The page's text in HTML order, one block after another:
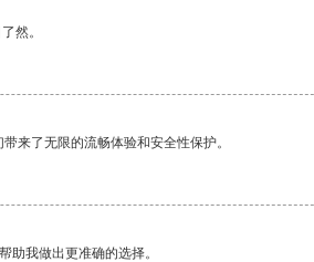
然。
来了无限的流畅体验和安全性保护。
助我做出更准确的选择。